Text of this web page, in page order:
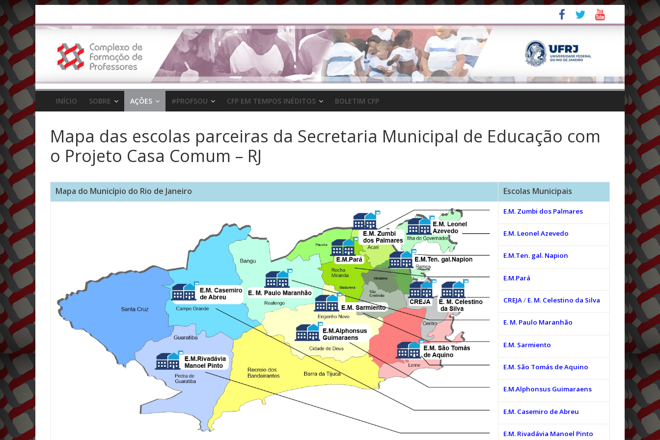
para
conteúdo
INÍCIO SOBRE AÇÕES #PROFSOU CFP EM TEMPOS INÉDITOS BOLETIM CFP
Mapa das escolas parceiras da Secretaria Municipal de Educação com
o Projeto Casa Comum – RJ
Mapa do Município do Rio de Janeiro Escolas Municipais
E.M. Zumbi dos Palmares
E.M. Leonel Azevedo
E.M.Ten. gal. Napion
E.M.Pará
CREJA/ E. M. Celestino da Silva
E. M. Paulo Maranhão
E.M. Sarmiento
E.M. São Tomás de Aquino
E.M.Alphonsus Guimaraens
E.M. Casemiro de Abreu
E.M. Rivadávia Manoel Pinto